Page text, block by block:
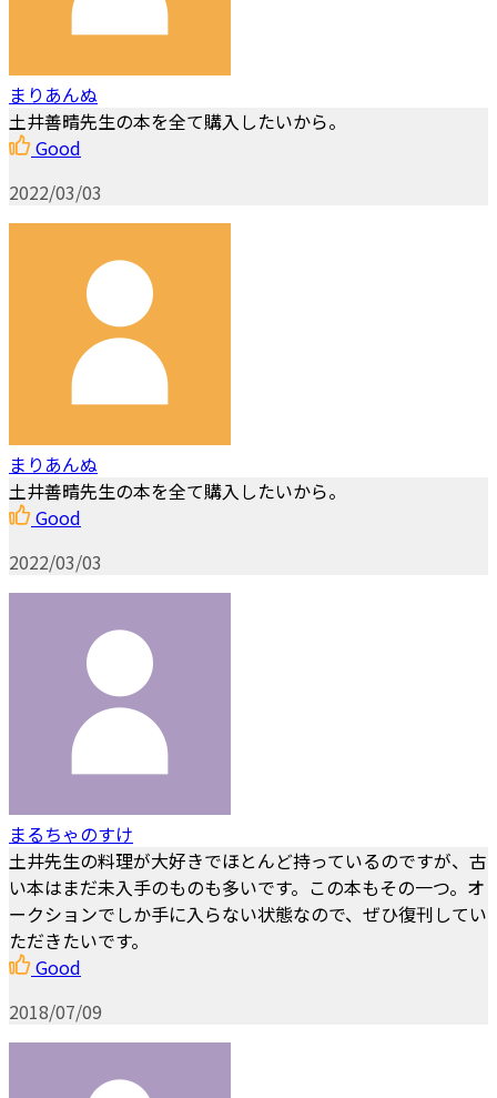
まりあんぬ
土井善晴先生の本を全て購入したいから。
Good
2022/03/03
まりあんぬ
土井善晴先生の本を全て購入したいから。
Good
2022/03/03
まるちゃのすけ
土井先生の料理が大好きでほとんど持っているのですが、古
い本はまだ未入手のものも多いです。この本もその一つ。オ
ークションでしか手に入らない状態なので、ぜひ復刊してい
ただきたいです。
Good
2018/07/09